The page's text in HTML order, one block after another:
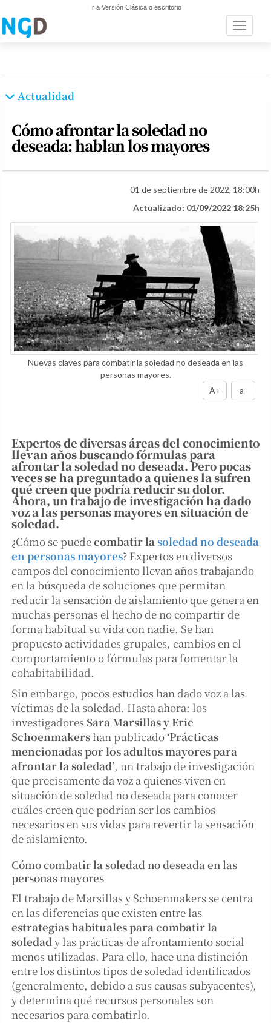
Ir a Versión Clásica o escritorio
Toggle
Actualidad
Cómo afrontar la soledad no
deseada: hablan los mayores
01 de septiembre de 2022, 18:00h
Actualizado: 01/09/2022 18:25h
Nuevas claves para combatir la soledad no deseada en las
personas mayores.
A+
a-
Expertos de diversas áreas del conocimiento
llevan años buscando fórmulas para
afrontar la soledad no deseada. Pero pocas
veces se ha preguntado a quienes la sufren
qué creen que podría reducir su dolor.
Ahora, un trabajo de investigación ha dado
voz a las personas mayores en situación de
soledad.
¿Cómo se puedecombatir lasoledad no deseada
en personas mayores? Expertos en diversos
campos del conocimiento llevan años trabajando
en la búsqueda de soluciones que permitan
reducir la sensación de aislamiento que genera en
muchas personas el hecho de no compartir de
forma habitual su vida con nadie. Se han
propuesto actividades grupales, cambios en el
comportamiento o fórmulas para fomentar la
cohabitabilidad.
Sin embargo, pocos estudios han dado voz a las
víctimas de la soledad. Hasta ahora: los
investigadores Sara Marsillas y Eric
Schoenmakers han publicado‘Prácticas
mencionadas por los adultos mayores para
afrontar la soledad’, un trabajo de investigación
que precisamente da voz a quienes viven en
situación de soledad no deseada para conocer
cuáles creen que podrían ser los cambios
necesarios en sus vidas para revertir la sensación
de aislamiento.
Cómo combatir la soledad no deseada en las
personas mayores
El trabajo de Marsillas y Schoenmakers se centra
en las diferencias que existen entre las
estrategias habituales para combatir la
soledady las prácticas de afrontamiento social
menos utilizadas. Para ello, hace una distinción
entre los distintos tipos de soledad identificados
(generalmente, debido a sus causas subyacentes),
y determina qué recursos personales son
necesarios para combatirlo.